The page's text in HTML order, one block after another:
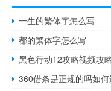
一生的繁体字怎么写
都的繁体字怎么写
黑色行动12攻略视频攻
360借条是正规的吗如何